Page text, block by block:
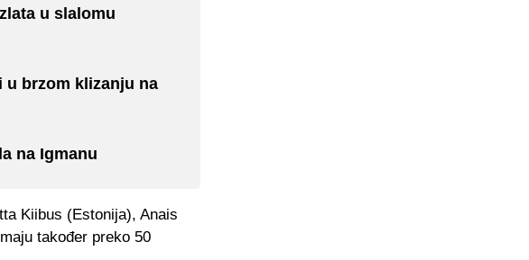
u slalomu
u brzom klizanju na
na Igmanu
Kiibus (Estonija), Anais
također preko 50